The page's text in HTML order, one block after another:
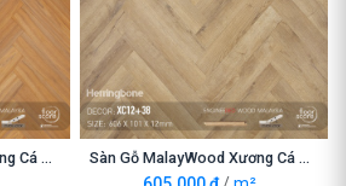
Sàn Gỗ MalayWood Xương Cá XC12+26 Sàn Gỗ MalayWood Xương Cá XC12+38